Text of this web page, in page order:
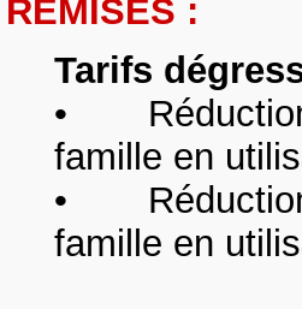
REMISES :
Tarifs
• Réduction
famille en
• Réduction
famille en